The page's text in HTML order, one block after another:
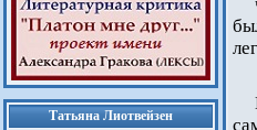
Татьяна Лиотвейзен